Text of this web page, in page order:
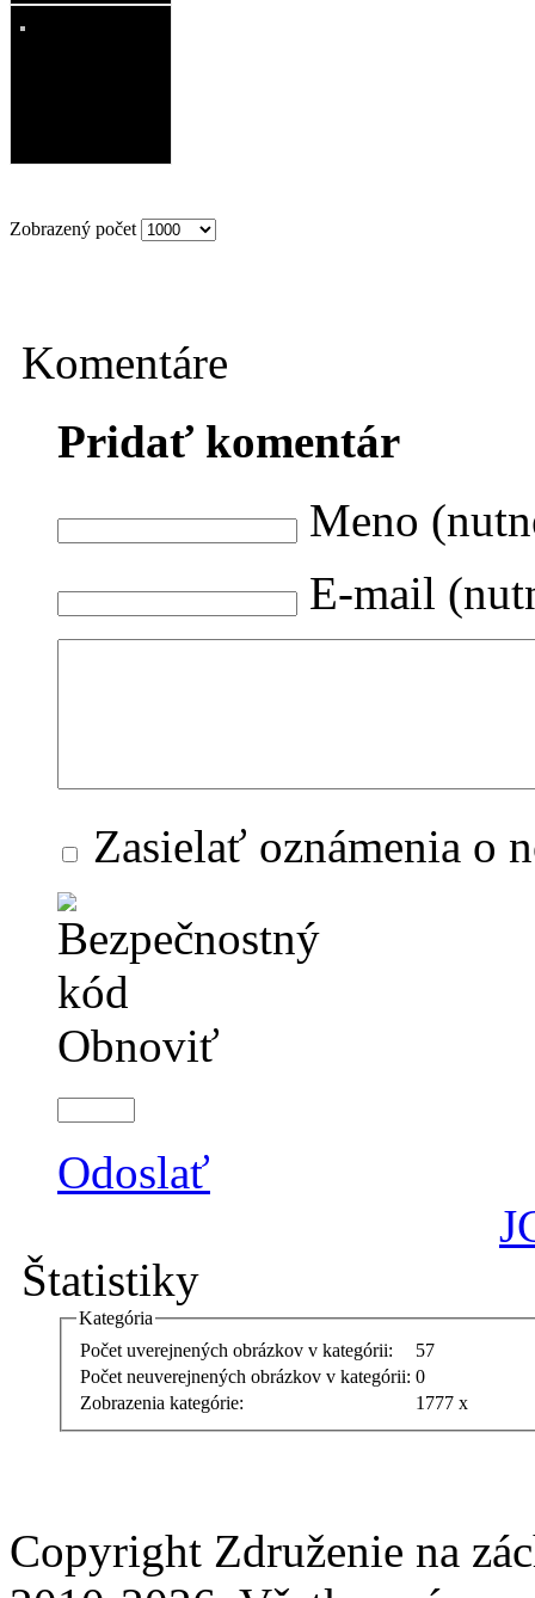
Zobrazený počet
Komentáre
Pridať komentár
Meno
E-mail
Zasielať oznámenia o
Obnoviť
Odoslať
Štatistiky
Kategória
Počet uverejnených obrázkov v kategórii:
57
Počet neuverejnených obrázkov v kategórii: 0
Zobrazenia kategórie:
1777 x
Copyright Združenie na